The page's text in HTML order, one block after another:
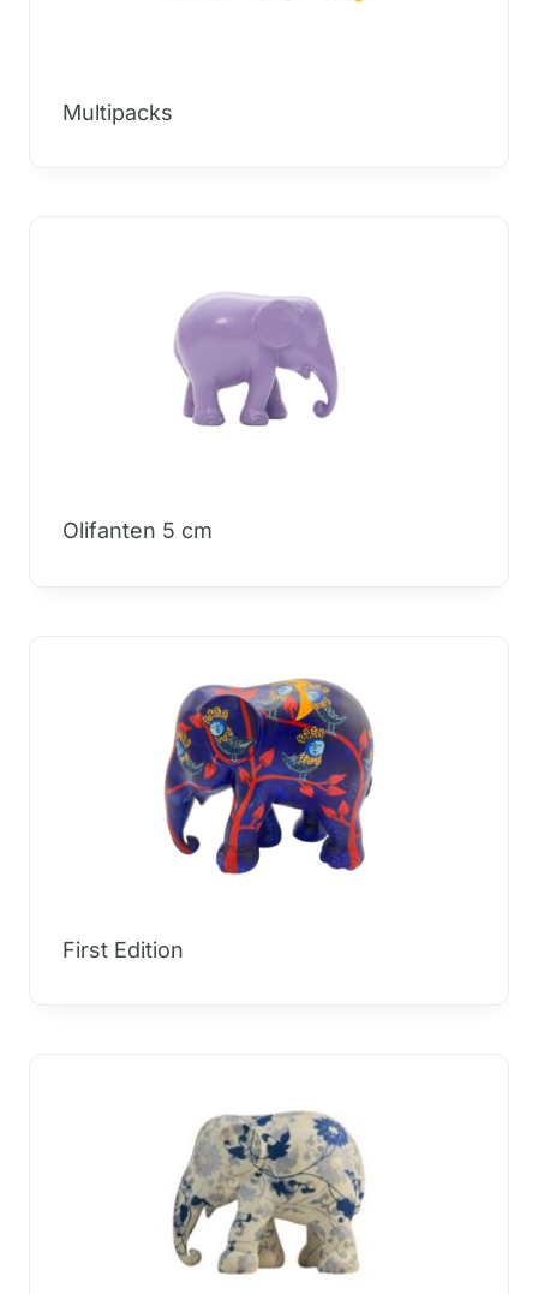
Multipacks
Olifanten 5 cm
First Edition